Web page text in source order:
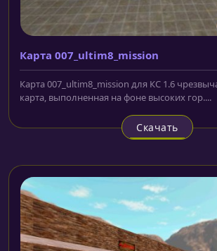
Карта 007_ultim8_mission
Карта 007_ultim8_mission для КС 1.6
карта, выполненная на фоне высоких гор....
Скачать